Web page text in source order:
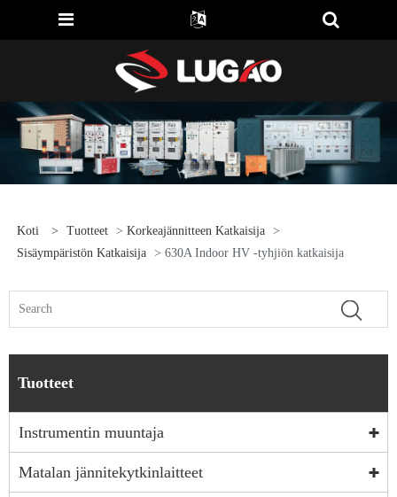
Koti > Tuotteet > Korkeajännitteen Katkaisija
>
Sisäympäristön Katkaisija
> 630A Indoor HV -tyhjiön katkaisija
Tuotteet
Instrumentin muuntaja
Matalan jännitekytkinlaitteet